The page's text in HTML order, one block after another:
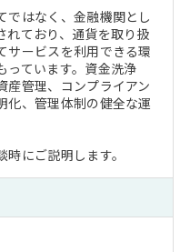
ではなく、金融機関とし
れており、通貨を取り扱
サービスを利用できる環
っています。資金洗浄
産管理、コンプライアン
化、管理体制の健全な運
にご説明します。